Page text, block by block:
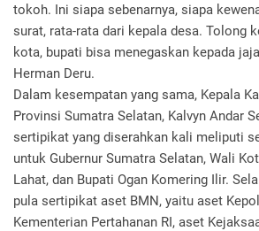
tokoh. Ini siapa sebenarnya, siapa
surat, rata-rata dari kepala desa. Tolong
kota, bupati bisa menegaskan kepada
Herman Deru.
Dalam kesempatan yang sama, Kepala
Provinsi Sumatra Selatan, Kalvyn Andar
sertipikat yang diserahkan kali meliputi
untuk Gubernur Sumatra Selatan, Wali
Lahat, dan Bupati Ogan Komering Ilir.
pula sertipikat aset BMN, yaitu aset
Kementerian Pertahanan RI, aset